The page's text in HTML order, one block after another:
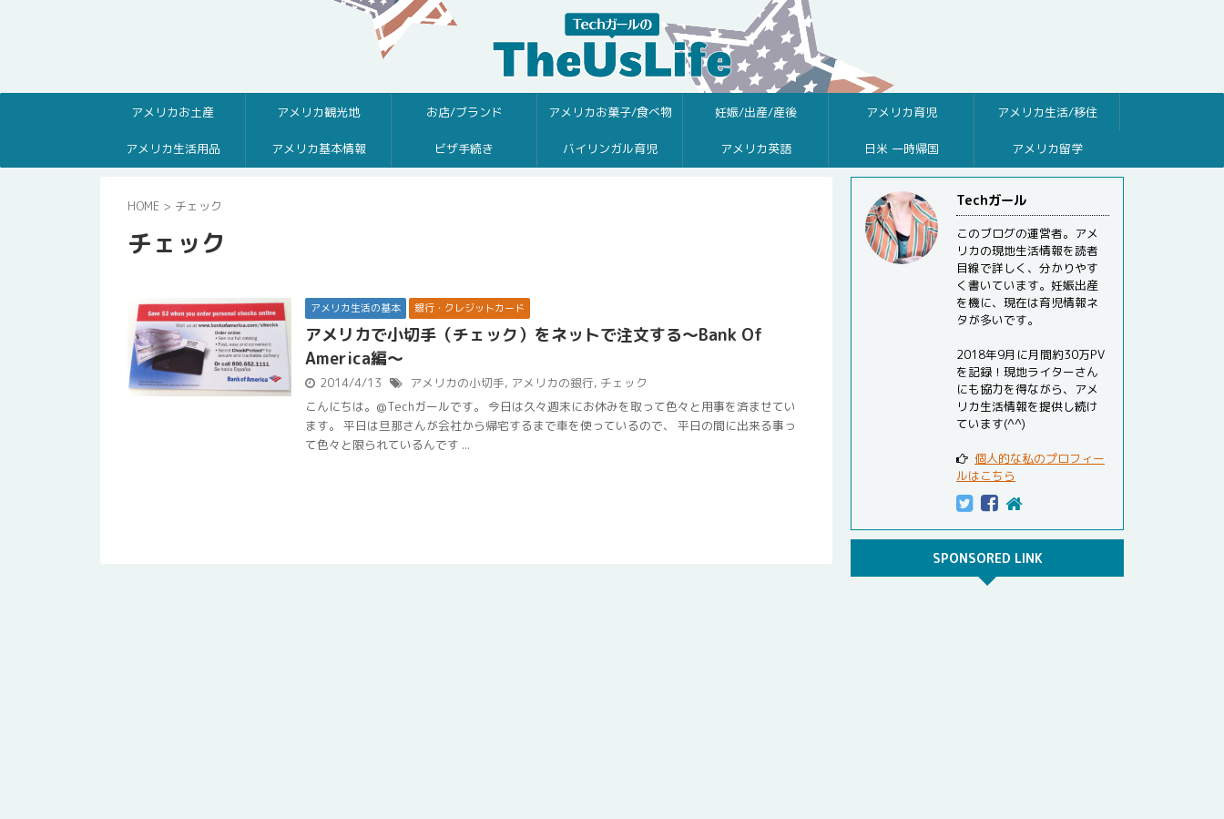
アメリカお土産 アメリカ観光地 お店/ブランド アメリカお菓子/食べ物 妊娠/出産/産後 アメリカ育児 アメリカ生活/移住
アメリカ生活用品 アメリカ基本情報 ビザ手続き バイリンガル育児 アメリカ英語 日米 一時帰国 アメリカ留学
HOME > チェック
チェック
アメリカ生活の基本 銀行・クレジットカード
アメリカで小切手（チェック）をネットで注文する〜Bank Of
America編〜
2014/4/13 アメリカの小切手, アメリカの銀行, チェック
こんにちは。@Techガールです。 今日は久々週末にお休みを取って色々と用事を済ませてい
ます。 平日は旦那さんが会社から帰宅するまで車を使っているので、 平日の間に出来る事っ
て色々と限られているんです ...
Techガール
このブログの運営者。アメ
リカの現地生活情報を読者
目線で詳しく、分かりやす
く書いています。妊娠出産
を機に、現在は育児情報ネ
タが多いです。
2018年9月に月間約30万PV
を記録！現地ライターさん
にも協力を得ながら、アメ
リカ生活情報を提供し続け
ています(^^)
個人的な私のプロフィー
ルはこちら
SPONSORED LINK